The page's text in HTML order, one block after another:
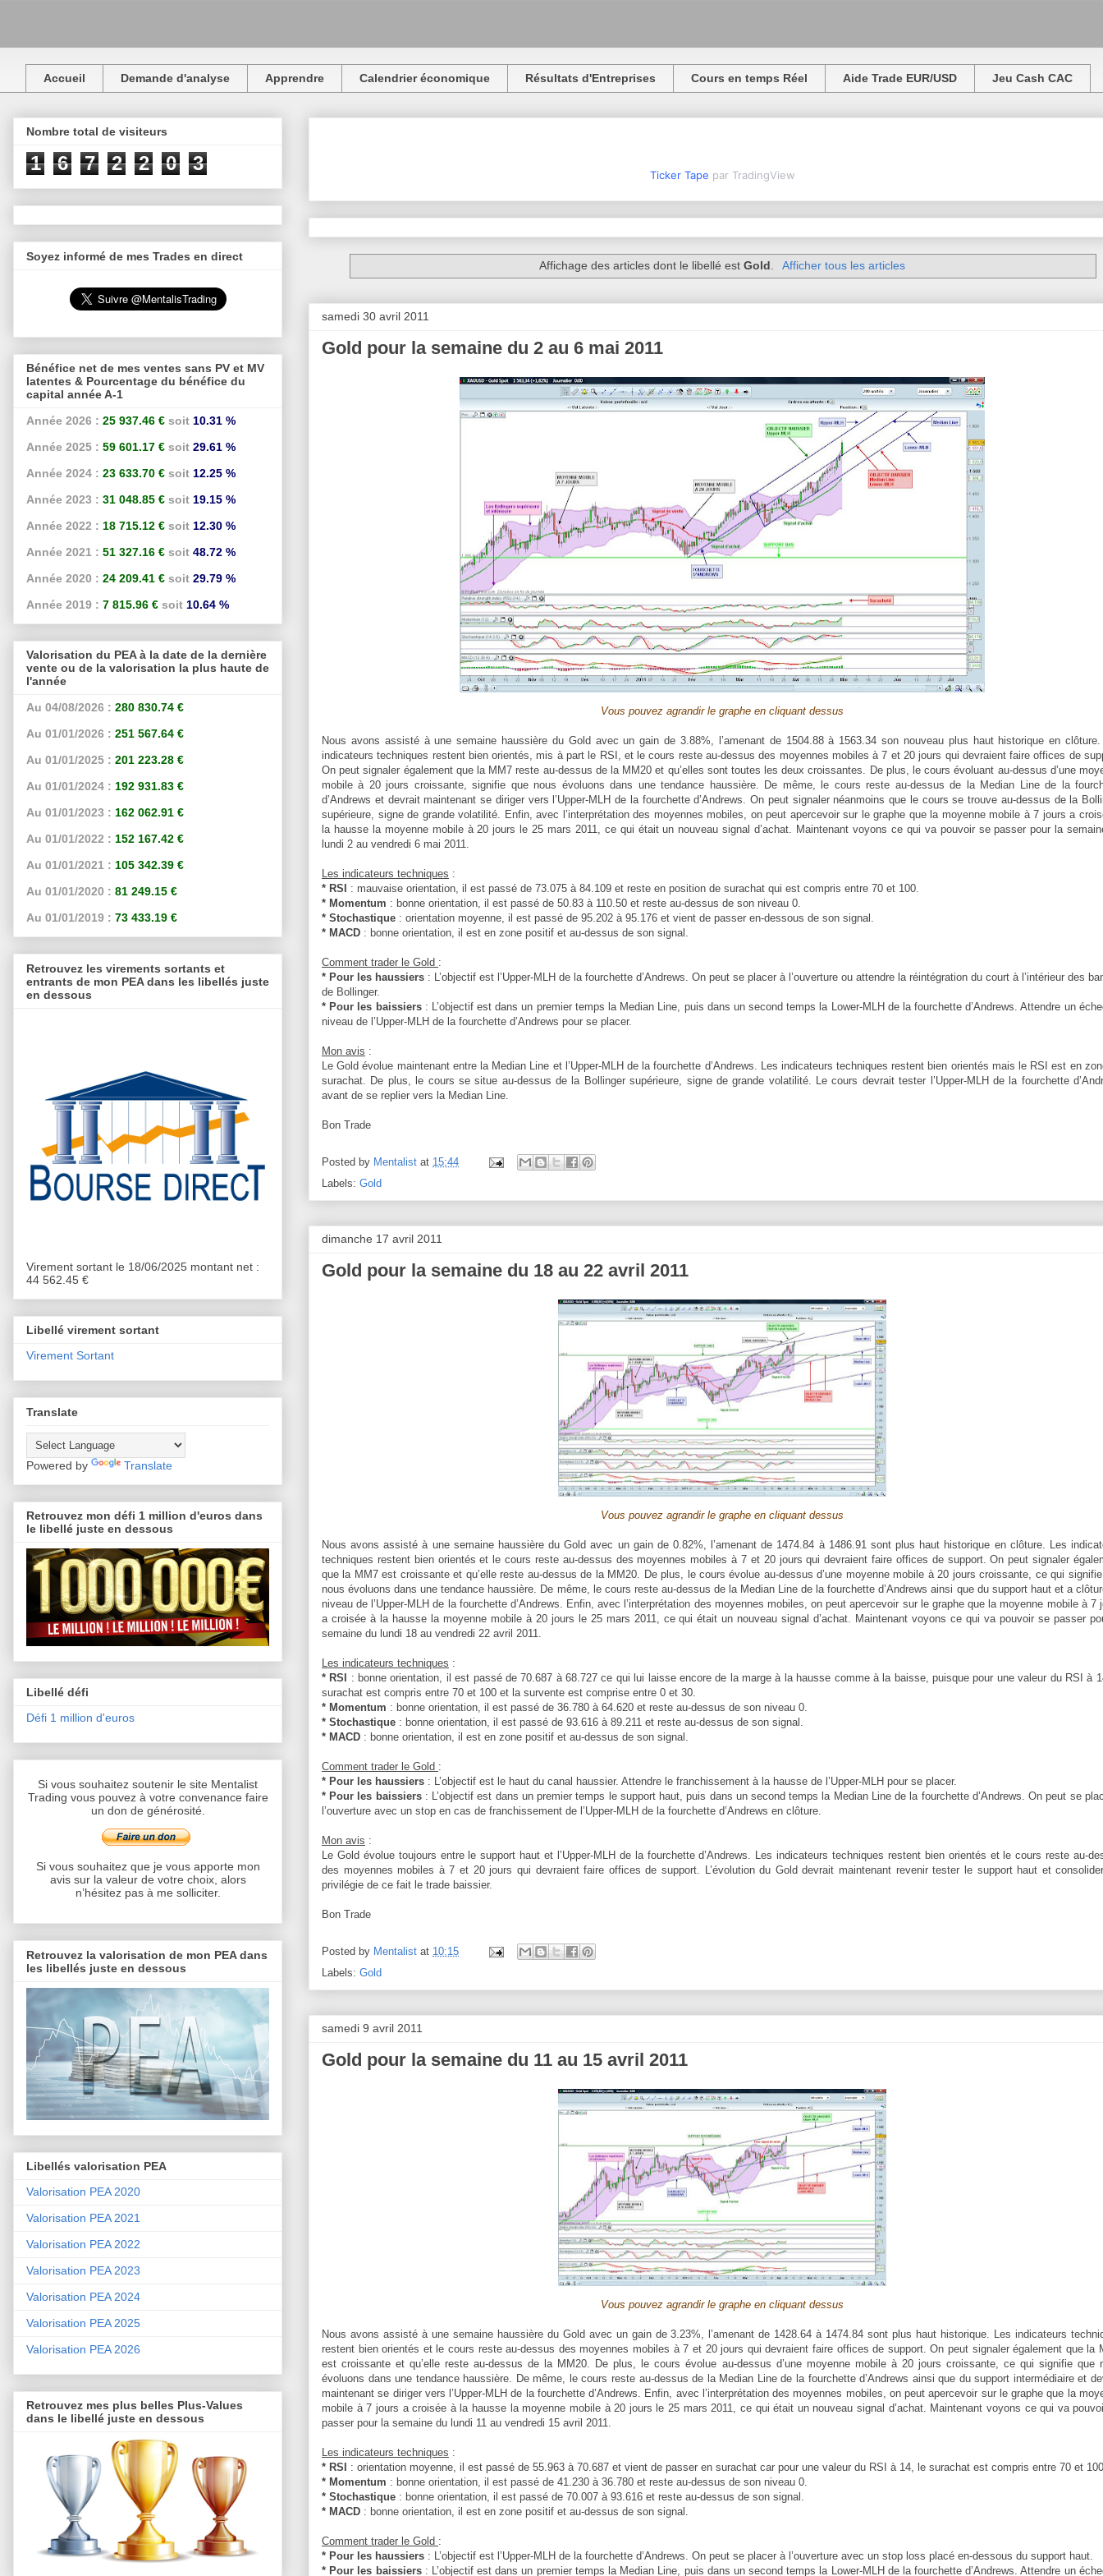
Accueil Demande d'analyse Apprendre Calendrier économique Résultats d'Entreprises Cours en temps Réel Aide Trade EUR/USD Jeu Cash CAC
Ticker Tape par TradingView
Affichage des articles dont le libellé estGold Afficher tous les articles
samedi 30 avril 2011
Gold pour la semaine du 2 au 6 mai 2011
Vous pouvez agrandir le graphe en cliquant dessus
Nous avons assisté à une semaine haussière du Gold avec un gain de 3.88%, l’amenant de 1504.88 à 1563.34 son nouveau plus haut historique en
indicateurs techniques restent bien orientés, mis à part le RSI, et le cours reste au-dessus des moyennes mobiles à 7 et 20 jours qui devraient faire offices de
On peut signaler également que la MM7 reste au-dessus de la MM20 et qu’elles sont toutes les deux croissantes. De plus, le cours évoluant au-dessus d’une
mobile à 20 jours croissante, signifie que nous évoluons dans une tendance haussière. De même, le cours reste au-dessus de la Median Line de la
d’Andrews et devrait maintenant se diriger vers l’Upper-MLH de la fourchette d’Andrews. On peut signaler néanmoins que le cours se trouve au-dessus de la
supérieure, signe de grande volatilité. Enfin, avec l’interprétation des moyennes mobiles, on peut apercevoir sur le graphe que la moyenne mobile à 7 jours a
la hausse la moyenne mobile à 20 jours le 25 mars 2011, ce qui était un nouveau signal d’achat. Maintenant voyons ce qui va pouvoir se passer pour la
lundi 2 au vendredi 6 mai 2011.
Les indicateurs techniques :
* RSI
: mauvaise orientation, il est passé de 73.075 à 84.109 et reste en position de surachat qui est compris entre 70 et 100.
* Momentum : bonne orientation, il est passé de 50.83 à 110.50 et reste au-dessus de son niveau 0.
* Stochastique : orientation moyenne, il est passé de 95.202 à 95.176 et vient de passer en-dessous de son signal.
* MACD : bonne orientation, il est en zone positif et au-dessus de son signal.
Comment trader le Gold :
* Pour les haussiers : L’objectif est l’Upper-MLH de la fourchette d’Andrews. On peut se placer à l’ouverture ou attendre la réintégration du court à l’intérieur des
de Bollinger.
* Pour les baissiers : L’objectif est dans un premier temps la Median Line, puis dans un second temps la Lower-MLH de la fourchette d’Andrews. Attendre un
niveau de l’Upper-MLH de la fourchette d’Andrews pour se placer.
Mon avis :
Le Gold évolue maintenant entre la Median Line et l’Upper-MLH de la fourchette d’Andrews. Les indicateurs techniques restent bien orientés mais le RSI est en
surachat. De plus, le cours se situe au-dessus de la Bollinger supérieure, signe de grande volatilité. Le cours devrait tester l’Upper-MLH de la fourchette
avant de se replier vers la Median Line.
Bon Trade
Posted by Mentalist at 15:44
Labels: Gold
dimanche 17 avril 2011
Gold pour la semaine du 18 au 22 avril 2011
Vous pouvez agrandir le graphe en cliquant dessus
Nous avons assisté à une semaine haussière du Gold avec un gain de 0.82%, l’amenant de 1474.84 à 1486.91 sont plus haut historique en clôture. Les
techniques restent bien orientés et le cours reste au-dessus des moyennes mobiles à 7 et 20 jours qui devraient faire offices de support. On peut signaler
que la MM7 est croissante et qu’elle reste au-dessus de la MM20. De plus, le cours évolue au-dessus d’une moyenne mobile à 20 jours croissante, ce qui
nous évoluons dans une tendance haussière. De même, le cours reste au-dessus de la Median Line de la fourchette d’Andrews ainsi que du support haut et a
niveau de l’Upper-MLH de la fourchette d’Andrews. Enfin, avec l’interprétation des moyennes mobiles, on peut apercevoir sur le graphe que la moyenne mobile à 7
a croisée à la hausse la moyenne mobile à 20 jours le 25 mars 2011, ce qui était un nouveau signal d’achat. Maintenant voyons ce qui va pouvoir se passer
semaine du lundi 18 au vendredi 22 avril 2011.
Les indicateurs techniques :
* RSI
: bonne orientation, il est passé de 70.687 à 68.727 ce qui lui laisse encore de la marge à la hausse comme à la baisse, puisque pour une valeur du RSI à
surachat est compris entre 70 et 100 et la survente est comprise entre 0 et 30.
* Momentum : bonne orientation, il est passé de 36.780 à 64.620 et reste au-dessus de son niveau 0.
* Stochastique : bonne orientation, il est passé de 93.616 à 89.211 et reste au-dessus de son signal.
* MACD : bonne orientation, il est en zone positif et au-dessus de son signal.
Comment trader le Gold :
* Pour les haussiers : L’objectif est le haut du canal haussier. Attendre le franchissement à la hausse de l’Upper-MLH pour se placer.
* Pour les baissiers : L’objectif est dans un premier temps le support haut, puis dans un second temps la Median Line de la fourchette d’Andrews. On peut se
l’ouverture avec un stop en cas de franchissement de l’Upper-MLH de la fourchette d’Andrews en clôture.
Mon avis :
Le Gold évolue toujours entre le support haut et l’Upper-MLH de la fourchette d’Andrews. Les indicateurs techniques restent bien orientés et le cours reste au-
des moyennes mobiles à 7 et 20 jours qui devraient faire offices de support. L’évolution du Gold devrait maintenant revenir tester le support haut et
privilégie de ce fait le trade baissier.
Bon Trade
Posted by Mentalist at 10:15
Labels: Gold
samedi 9 avril 2011
Gold pour la semaine du 11 au 15 avril 2011
Vous pouvez agrandir le graphe en cliquant dessus
Nous avons assisté à une semaine haussière du Gold avec un gain de 3.23%, l’amenant de 1428.64 à 1474.84 sont plus haut historique. Les indicateurs
restent bien orientés et le cours reste au-dessus des moyennes mobiles à 7 et 20 jours qui devraient faire offices de support. On peut signaler également que la
est croissante et qu’elle reste au-dessus de la MM20. De plus, le cours évolue au-dessus d’une moyenne mobile à 20 jours croissante, ce qui signifie que
évoluons dans une tendance haussière. De même, le cours reste au-dessus de la Median Line de la fourchette d’Andrews ainsi que du support intermédiaire et
maintenant se diriger vers l’Upper-MLH de la fourchette d’Andrews. Enfin, avec l’interprétation des moyennes mobiles, on peut apercevoir sur le graphe que la
mobile à 7 jours a croisée à la hausse la moyenne mobile à 20 jours le 25 mars 2011, ce qui était un nouveau signal d’achat. Maintenant voyons ce qui va
passer pour la semaine du lundi 11 au vendredi 15 avril 2011.
Les indicateurs techniques :
* RSI
: orientation moyenne, il est passé de 55.963 à 70.687 et vient de passer en surachat car pour une valeur du RSI à 14, le surachat est compris entre 70 et
* Momentum : bonne orientation, il est passé de 41.230 à 36.780 et reste au-dessus de son niveau 0.
* Stochastique : bonne orientation, il est passé de 70.007 à 93.616 et reste au-dessus de son signal.
* MACD : bonne orientation, il est en zone positif et au-dessus de son signal.
Comment trader le Gold :
* Pour les haussiers : L’objectif est l’Upper-MLH de la fourchette d’Andrews. On peut se placer à l’ouverture avec un stop loss placé en-dessous du support haut.
* Pour les baissiers : L’objectif est dans un premier temps la Median Line, puis dans un second temps la Lower-MLH de la fourchette d’Andrews. Attendre un
Nombre total de visiteurs
1 6 7 2 2 0 3
Soyez informé de mes Trades en direct
Bénéfice net de mes ventes sans PV et MV
latentes & Pourcentage du bénéfice du
capital année A-1
Année 2026 : 25 937.46 € soit 10.31 %
Année 2025 : 59 601.17 € soit 29.61 %
Année 2024 : 23 633.70 € soit 12.25 %
Année 2023 : 31 048.85 € soit 19.15 %
Année 2022 : 18 715.12 € soit 12.30 %
Année 2021 : 51 327.16 € soit 48.72 %
Année 2020 : 24 209.41 € soit 29.79 %
Année 2019 : 7 815.96 € soit 10.64 %
Valorisation du PEA à la date de la dernière
vente ou de la valorisation la plus haute de
l'année
Au 04/08/2026 : 280 830.74 €
Au 01/01/2026 : 251 567.64 €
Au 01/01/2025 : 201 223.28 €
Au 01/01/2024 : 192 931.83 €
Au 01/01/2023 : 162 062.91 €
Au 01/01/2022 : 152 167.42 €
Au 01/01/2021 : 105 342.39 €
Au 01/01/2020 : 81 249.15 €
Au 01/01/2019 : 73 433.19 €
Retrouvez les virements sortants et
entrants de mon PEA dans les libellés juste
en dessous
Virement sortant le 18/06/2025 montant net :
44 562.45 €
Libellé virement sortant
Virement Sortant
Translate
Powered by Translate
Retrouvez mon défi 1 million d'euros dans
le libellé juste en dessous
Libellé défi
Défi 1 million d'euros
Si vous souhaitez soutenir le site Mentalist
Trading vous pouvez à votre convenance faire
un don de générosité.
Si vous souhaitez que je vous apporte mon
avis sur la valeur de votre choix, alors
n’hésitez pas à me solliciter.
Retrouvez la valorisation de mon PEA dans
les libellés juste en dessous
Libellés valorisation PEA
Valorisation PEA 2020
Valorisation PEA 2021
Valorisation PEA 2022
Valorisation PEA 2023
Valorisation PEA 2024
Valorisation PEA 2025
Valorisation PEA 2026
Retrouvez mes plus belles Plus-Values
dans le libellé juste en dessous